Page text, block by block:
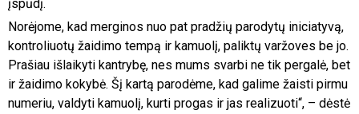
įspūdį.
Norėjome, kad merginos nuo pat pradžių parodytų iniciatyvą,
kontroliuotų žaidimo tempą ir kamuolį, paliktų varžoves be jo.
Prašiau išlaikyti kantrybę, nes mums svarbi ne tik pergalė, bet
ir žaidimo kokybė. Šį kartą parodėme, kad galime žaisti pirmu
numeriu, valdyti kamuolį, kurti progas ir jas realizuoti“, – dėstė